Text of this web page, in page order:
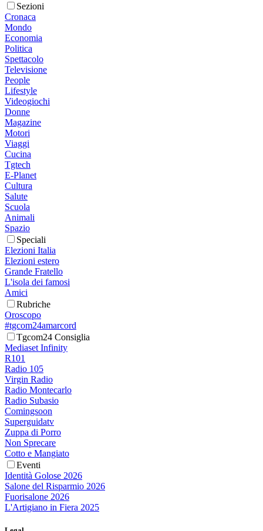
Sezioni
Cronaca
Mondo
Economia
Politica
Spettacolo
Televisione
People
Lifestyle
Videogiochi
Donne
Magazine
Motori
Viaggi
Cucina
Tgtech
E-Planet
Cultura
Salute
Scuola
Animali
Spazio
Speciali
Elezioni Italia
Elezioni estero
Grande Fratello
L'isola dei famosi
Amici
Rubriche
Oroscopo
#tgcom24amarcord
Tgcom24 Consiglia
Mediaset Infinity
R101
Radio 105
Virgin Radio
Radio Montecarlo
Radio Subasio
Comingsoon
Superguidatv
Zuppa di Porro
Non Sprecare
Cotto e Mangiato
Eventi
Identità Golose 2026
Salone del Risparmio 2026
Fuorisalone 2026
L'Artigiano in Fiera 2025